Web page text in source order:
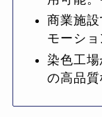
商業施
モーシ
染色工
の高品